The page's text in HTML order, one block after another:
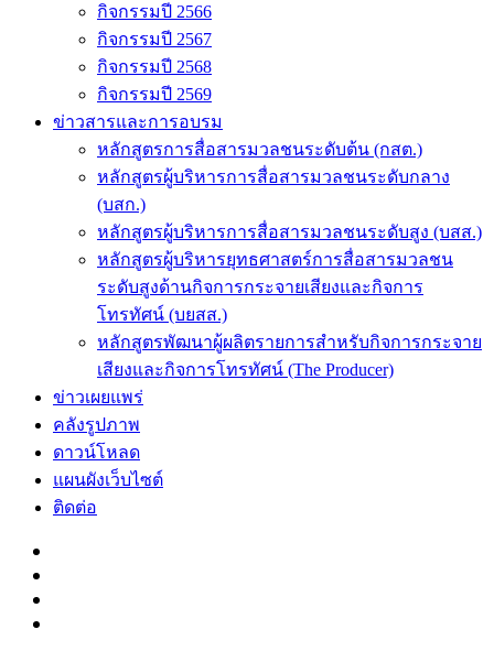
กิจกรรมปี 2566
กิจกรรมปี 2567
กิจกรรมปี 2568
กิจกรรมปี 2569
ข่าวสารและการอบรม
หลักสูตรการสื่อสารมวลชนระดับต้น (กสต.)
หลักสูตรผู้บริหารการสื่อสารมวลชนระดับกลาง
(บสก.)
หลักสูตรผู้บริหารการสื่อสารมวลชนระดับสูง (บสส.)
หลักสูตรผู้บริหารยุทธศาสตร์การสื่อสารมวลชน
ระดับสูงด้านกิจการกระจายเสียงและกิจการ
โทรทัศน์ (บยสส.)
หลักสูตรพัฒนาผู้ผลิตรายการสำหรับกิจการกระจาย
เสียงและกิจการโทรทัศน์ (The Producer)
ข่าวเผยแพร่
คลังรูปภาพ
ดาวน์โหลด
แผนผังเว็บไซต์
ติดต่อ